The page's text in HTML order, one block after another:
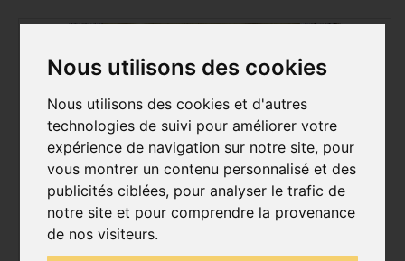
Nous utilisons des cookies
Nous utilisons des cookies et d'autres
technologies de suivi pour améliorer votre
expérience de navigation sur notre site, pour
vous montrer un contenu personnalisé et des
publicités ciblées, pour analyser le trafic de
notre site et pour comprendre la provenance
de nos visiteurs.